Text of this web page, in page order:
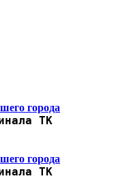
города
ТК
города
ТК